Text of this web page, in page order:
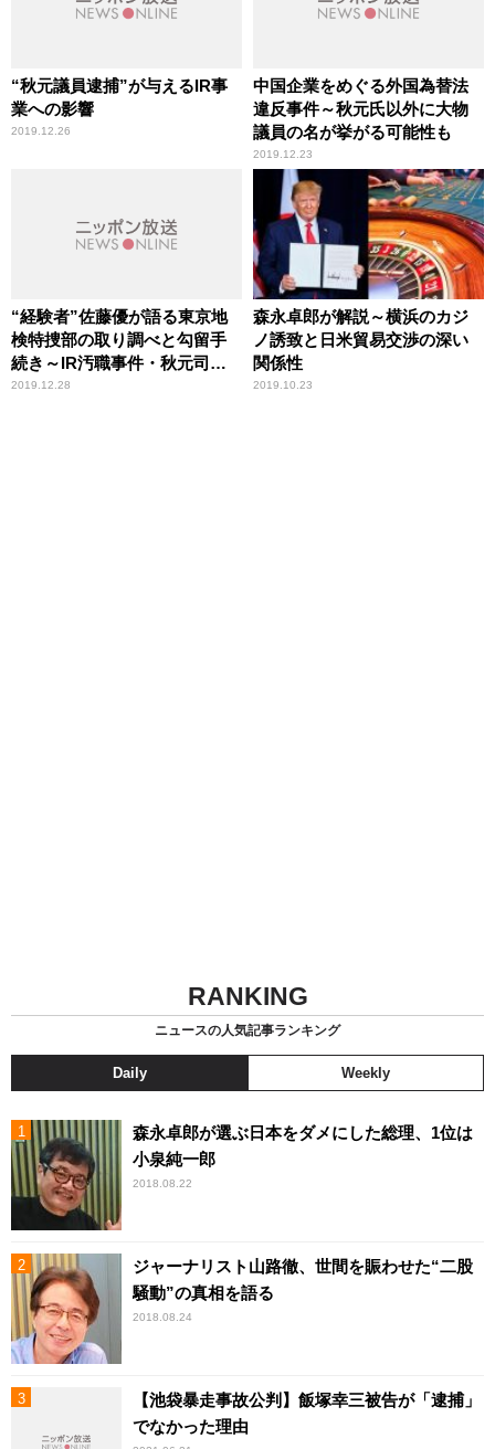
“秋元議員逮捕”が与えるIR事
業への影響
2019.12.26
中国企業をめぐる外国為替法
違反事件～秋元氏以外に大物
議員の名が挙がる可能性も
2019.12.23
“経験者”佐藤優が語る東京地
検特捜部の取り調べと勾留手
続き～IR汚職事件・秋元司容
疑者に起こること
2019.12.28
森永卓郎が解説～横浜のカジ
ノ誘致と日米貿易交渉の深い
関係性
2019.10.23
RANKING
ニュースの人気記事ランキング
Daily Weekly
森永卓郎が選ぶ日本をダメにした総理、1位は
小泉純一郎
2018.08.22
ジャーナリスト山路徹、世間を賑わせた“二股
騒動”の真相を語る
2018.08.24
【池袋暴走事故公判】飯塚幸三被告が「逮捕」
でなかった理由